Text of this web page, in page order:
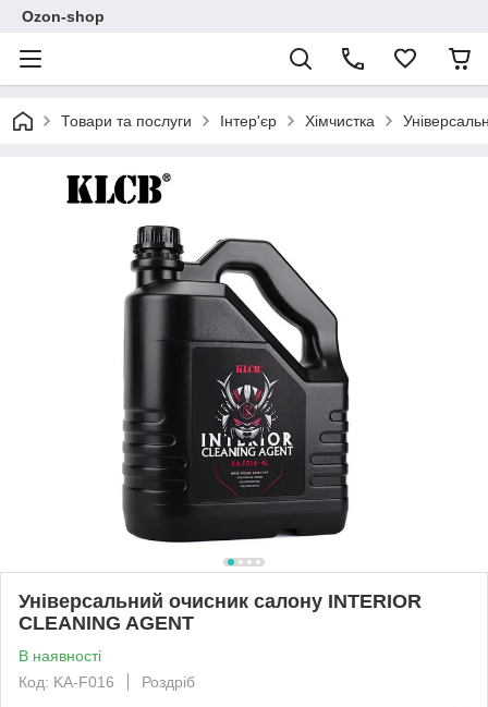
Ozon-shop
Товари та послуги Інтер'єр Хімчистка
Універсальний очисник салону INTERIOR
CLEANING AGENT
В наявності
Код: KA-F016
Роздріб